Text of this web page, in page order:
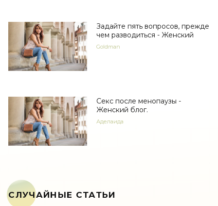
Задайте пять вопросов, прежде
чем разводиться - Женский
Goldman
Секс после менопаузы -
Женский блог.
Аделаида
СЛУЧАЙНЫЕ СТАТЬИ